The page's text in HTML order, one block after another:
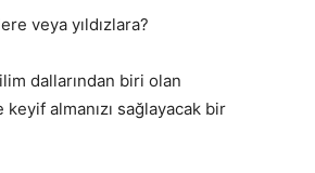
veya yıldızlara?
dallarından biri olan
almanızı sağlayacak bir